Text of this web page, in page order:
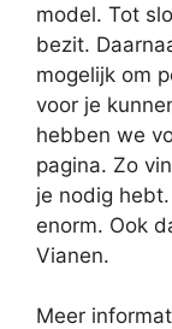
model. Tot
bezit.
mogelijk om
voor je
hebben we
pagina. Zo
je nodig
enorm. Ook
Vianen.
Meer